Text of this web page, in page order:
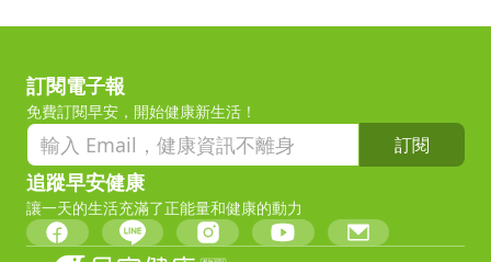
訂閱電子報
免費訂閱早安，開始健康新生活！
訂閱
追蹤早安健康
讓一天的生活充滿了正能量和健康的動力